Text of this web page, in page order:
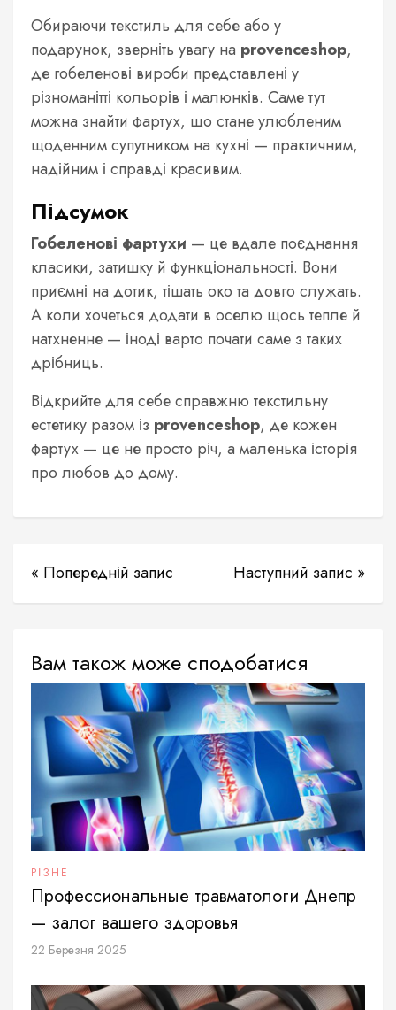
Обираючи текстиль для себе або у
подарунок, зверніть увагу на provenceshop,
де гобеленові вироби представлені у
різноманітті кольорів і малюнків. Саме тут
можна знайти фартух, що стане улюбленим
щоденним супутником на кухні — практичним,
надійним і справді красивим.
Підсумок
Гобеленові фартухи — це вдале поєднання
класики, затишку й функціональності. Вони
приємні на дотик, тішать око та довго служать.
А коли хочеться додати в оселю щось тепле й
натхненне — іноді варто почати саме з таких
дрібниць.
Відкрийте для себе справжню текстильну
естетику разом із provenceshop, де кожен
фартух — це не просто річ, а маленька історія
про любов до дому.
« Попередній запис Наступний запис »
Вам також може сподобатися
РІЗНЕ
Профессиональные травматологи Днепр
— залог вашего здоровья
22 Березня 2025